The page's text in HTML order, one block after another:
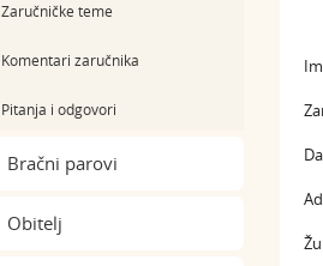
Zaručničke teme
Komentari zaručnika
Pitanja i odgovori
Bračni parovi
Obitelj